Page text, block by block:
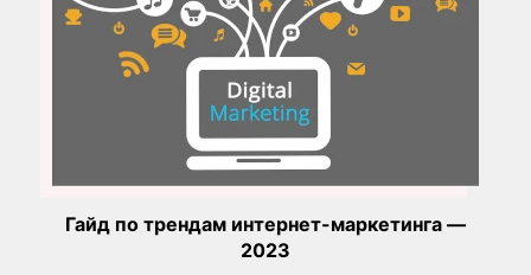
Гайд по трендам интернет-маркетинга —
2023